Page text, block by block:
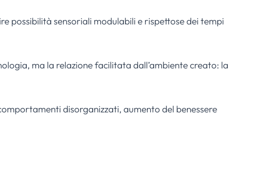
possibilità sensoriali modulabili e rispettose dei tempi
ma la relazione facilitata dall’ambiente creato: la
disorganizzati, aumento del benessere